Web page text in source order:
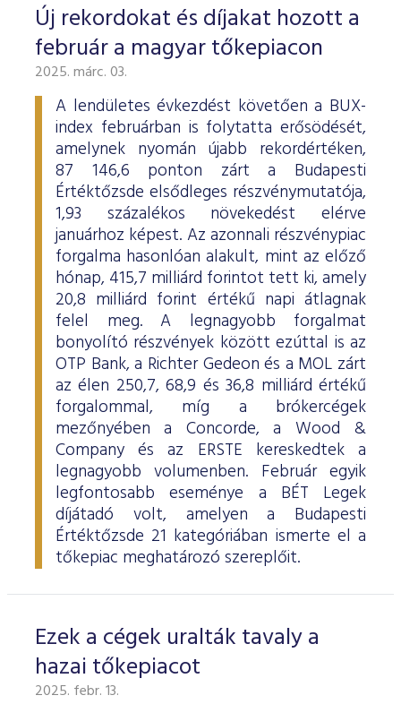
Új rekordokat és díjakat hozott a
február a magyar tőkepiacon
2025. márc. 03.
A lendületes évkezdést követően a BUX-
index februárban is folytatta erősödését,
amelynek nyomán újabb rekordértéken,
87 146,6 ponton zárt a Budapesti
Értéktőzsde elsődleges részvénymutatója,
1,93 százalékos növekedést elérve
januárhoz képest. Az azonnali részvénypiac
forgalma hasonlóan alakult, mint az előző
hónap, 415,7 milliárd forintot tett ki, amely
20,8 milliárd forint értékű napi átlagnak
felel meg. A legnagyobb forgalmat
bonyolító részvények között ezúttal is az
OTP Bank, a Richter Gedeon és a MOL zárt
az élen 250,7, 68,9 és 36,8 milliárd értékű
forgalommal, míg a brókercégek
mezőnyében a Concorde, a Wood &
Company és az ERSTE kereskedtek a
legnagyobb volumenben. Február egyik
legfontosabb eseménye a BÉT Legek
díjátadó volt, amelyen a Budapesti
Értéktőzsde 21 kategóriában ismerte el a
tőkepiac meghatározó szereplőit.
Ezek a cégek uralták tavaly a
hazai tőkepiacot
2025. febr. 13.